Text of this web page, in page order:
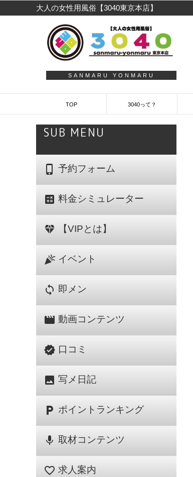
大人の女性用風俗【3040東京本店】
SANMARU YONMARU
TOP 3040って？
SUB MENU
phone_iphone 予約フォーム
calculate 料金シミュレーター
diamond 【VIPとは】
celebration イベント
sync 即メン
movie 動画コンテンツ
verified 口コミ
image 写メ日記
local_parking ポイントランキング
mic 取材コンテンツ
favorite_border 求人案内